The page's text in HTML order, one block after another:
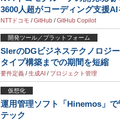
3600人超がコーディング支援AI
NTTドコモ /GitHub /GitHub Copilot
開発ツール／プラットフォーム
SIerのDGビジネステクノロジ
タイプ構築までの期間を短縮
要件定義 /生成AI / プロジェクト管理
仮想化
運用管理ソフト「Hinemos」
テック